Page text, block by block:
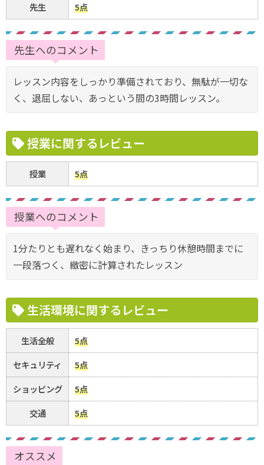
先生 5点
先生へのコメント
レッスン内容をしっかり準備されており、無駄が一切な
く、退屈しない、あっという間の3時間レッスン。
授業に関するレビュー
授業 5点
授業へのコメント
1分たりとも遅れなく始まり、きっちり休憩時間までに
一段落つく、緻密に計算されたレッスン
生活環境に関するレビュー
生活全般
5点
セキュリティ
5点
ショッピング
5点
交通
5点
オススメ